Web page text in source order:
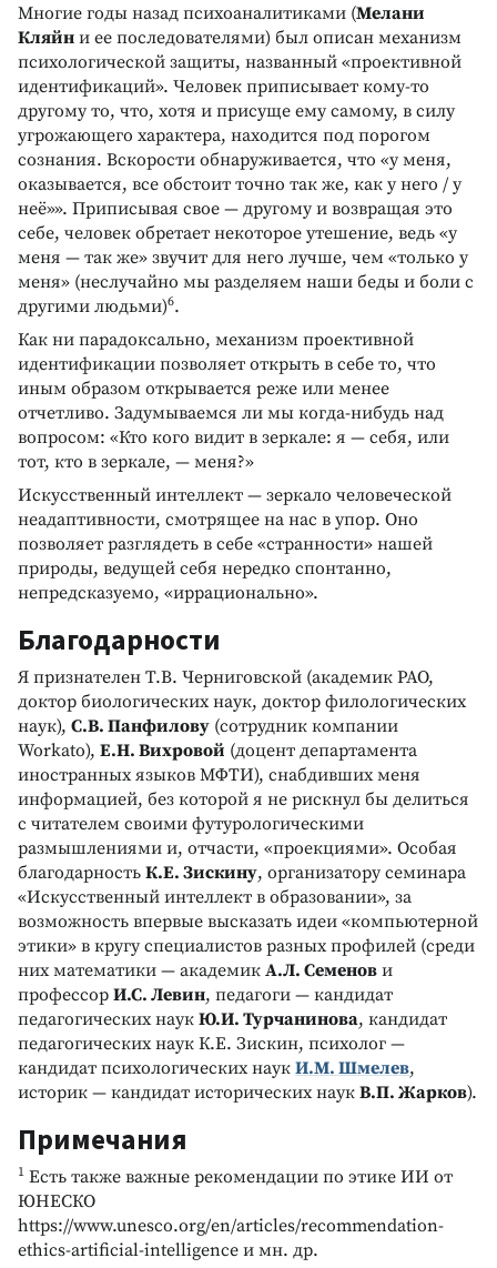
Многие годы назад психоаналитиками (Мелани
Кляйн и ее последователями) был описан механизм
психологической защиты, названный «проективной
идентификаций». Человек приписывает кому-то
другому то, что, хотя и присуще ему самому, в силу
угрожающего характера, находится под порогом
сознания. Вскорости обнаруживается, что «у меня,
оказывается, все обстоит точно так же, как у него / у
неё»». Приписывая свое — другому и возвращая это
себе, человек обретает некоторое утешение, ведь «у
меня — так же» звучит для него лучше, чем «только у
меня» (неслучайно мы разделяем наши беды и боли с
другими людьми)6.
Как ни парадоксально, механизм проективной
идентификации позволяет открыть в себе то, что
иным образом открывается реже или менее
отчетливо. Задумываемся ли мы когда-нибудь над
вопросом: «Кто кого видит в зеркале: я — себя, или
тот, кто в зеркале, — меня?»
Искусственный интеллект — зеркало человеческой
неадаптивности, смотрящее на нас в упор. Оно
позволяет разглядеть в себе «странности» нашей
природы, ведущей себя нередко спонтанно,
непредсказуемо, «иррационально».
Благодарности
Я признателен Т.В. Черниговской (академик РАО,
доктор биологических наук, доктор филологических
наук), С.В. Панфилову (сотрудник компании
Workato), Е.Н. Вихровой (доцент департамента
иностранных языков МФТИ), снабдивших меня
информацией, без которой я не рискнул бы делиться
с читателем своими футурологическими
размышлениями и, отчасти, «проекциями». Особая
благодарность К.Е. Зискину, организатору семинара
«Искусственный интеллект в образовании», за
возможность впервые высказать идеи «компьютерной
этики» в кругу специалистов разных профилей (среди
них математики — академик А.Л. Семенов и
профессор И.С. Левин, педагоги — кандидат
педагогических наук Ю.И. Турчанинова, кандидат
педагогических наук К.Е. Зискин, психолог —
кандидат психологических наук И.М. Шмелев,
историк — кандидат исторических наук В.П. Жарков).
Примечания
1 Есть также важные рекомендации по этике ИИ от
ЮНЕСКО
https://www.unesco.org/en/articles/recommendation-
ethics-artificial-intelligence и мн. др.